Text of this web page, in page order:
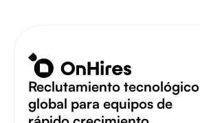
Reclutamiento tecnológico
global para equipos de